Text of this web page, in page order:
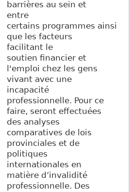
barrières au sein et
entre
certains programmes ainsi
que les facteurs
facilitant le
soutien financier et
l'emploi chez les gens
vivant avec une
incapacité
professionnelle. Pour ce
faire, seront effectuées
des analyses
comparatives de lois
provinciales et de
politiques
internationales en
matière d’invalidité
professionnelle. Des